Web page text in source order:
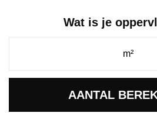
Wat is je
AANTAL